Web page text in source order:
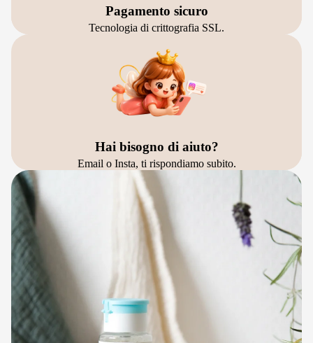
Pagamento sicuro
Tecnologia di crittografia SSL.
Hai bisogno di aiuto?
Email o Insta, ti rispondiamo subito.